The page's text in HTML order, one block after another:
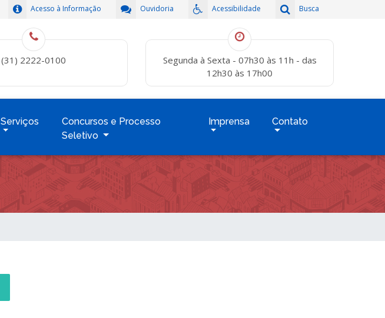
Busca
Acessibilidade
Ouvidoria
Acesso à Informação
(31) 2222-0100
Segunda à Sexta - 07h30 às 11h - das
12h30 às 17h00
Serviços
Concursos e Processo
Seletivo
Imprensa Contato